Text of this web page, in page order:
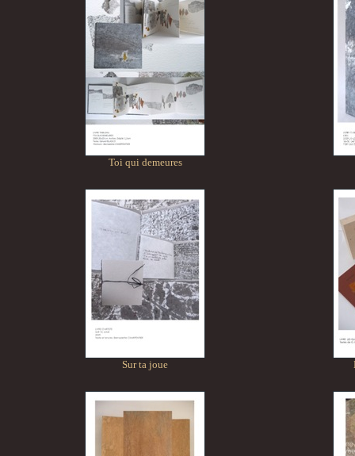
Toi qui demeures
Sur ta joue